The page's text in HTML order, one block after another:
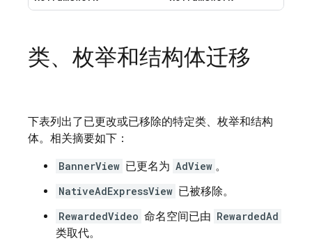
类、枚举和结构体迁移
下表列出了已更改或已移除的特定类、枚举和结构
体。相关摘要如下：
BannerView 已更名为 AdView 。
NativeAdExpressView 已被移除。
RewardedVideo 命名空间已由 RewardedAd
类取代。